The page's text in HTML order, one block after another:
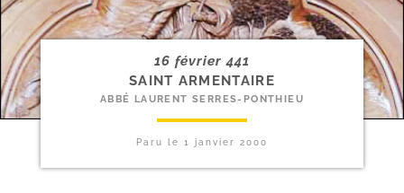
16 février 441
SAINT ARMENTAIRE
ABBÉ LAURENT SERRES-PONTHIEU
Paru le 1 janvier 2000